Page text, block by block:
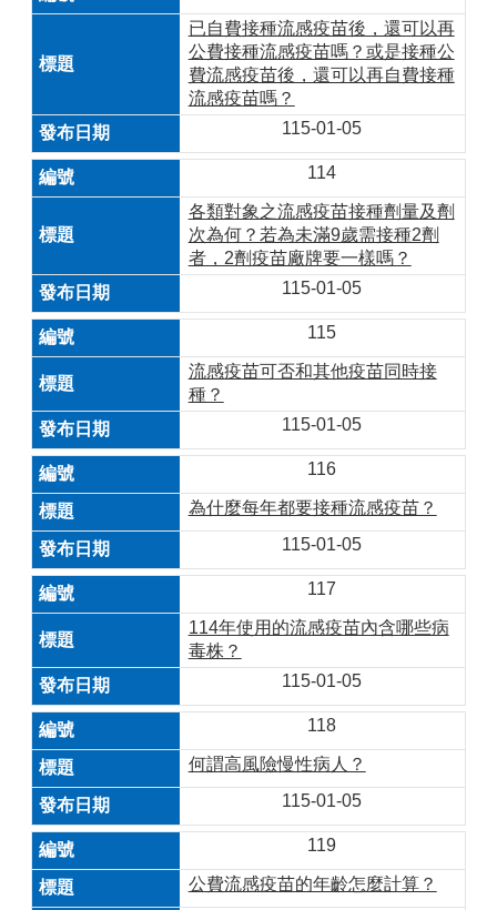
已自費接種流感疫苗後，還可以再
公費接種流感疫苗嗎？或是接種公
費流感疫苗後，還可以再自費接種
流感疫苗嗎？
115-01-05
114
各類對象之流感疫苗接種劑量及劑
次為何？若為未滿9歲需接種2劑
者，2劑疫苗廠牌要一樣嗎？
115-01-05
115
流感疫苗可否和其他疫苗同時接
種？
115-01-05
116
為什麼每年都要接種流感疫苗？
115-01-05
117
114年使用的流感疫苗內含哪些病
毒株？
115-01-05
118
何謂高風險慢性病人？
115-01-05
119
公費流感疫苗的年齡怎麼計算？